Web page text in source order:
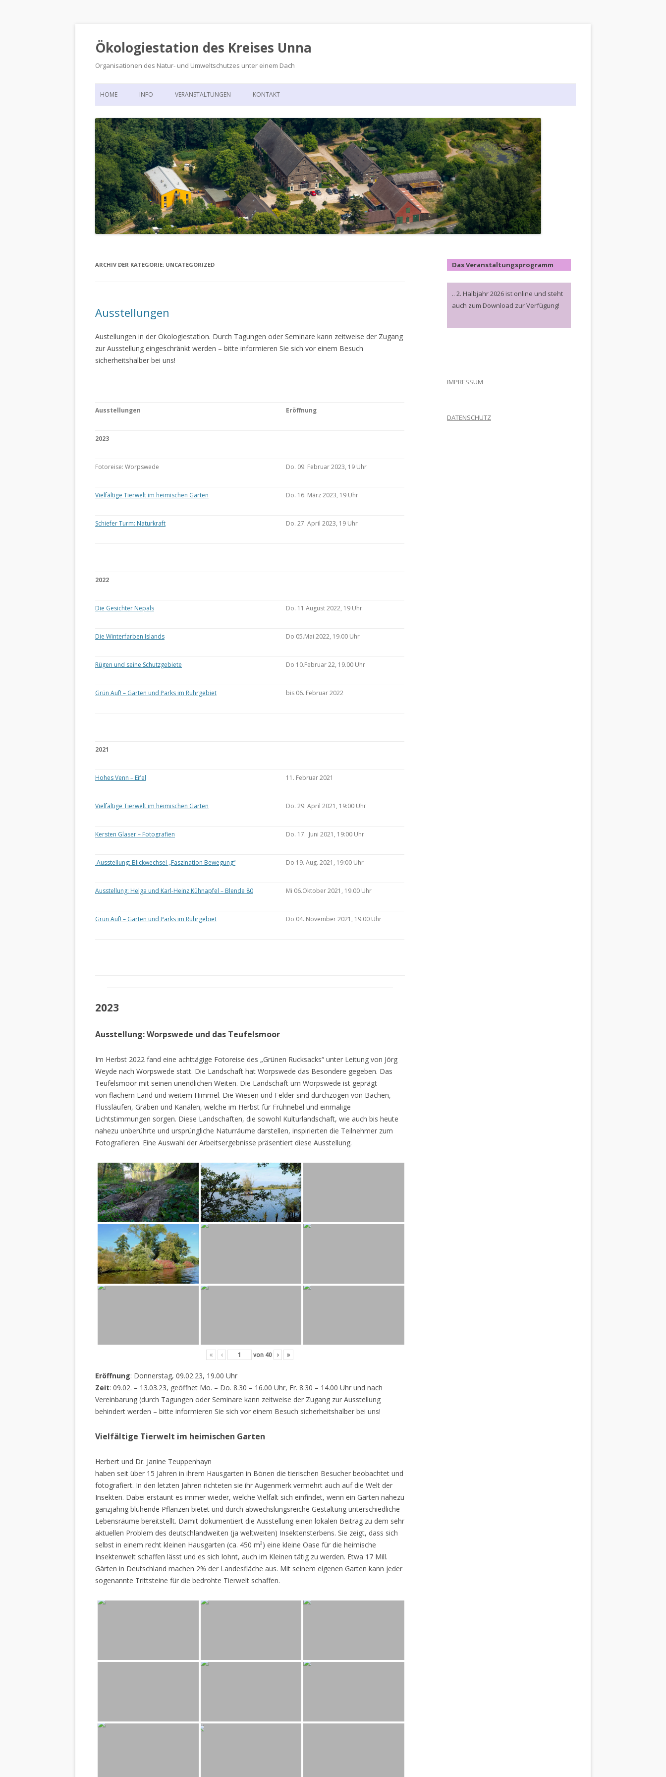
Ökologiestation des Kreises Unna
Organisationen des Natur- und Umweltschutzes unter einem Dach
Zum
HOME INFO
DIE ÖKOLOGIESTATION – FAST
900 JAHRE VORGESCHICHTE
VERANSTALTUNGEN KONTAKT
ARCHIV DER KATEGORIE: UNCATEGORIZED
Ausstellungen
Austellungen in der Ökologiestation. Durch Tagungen oder Seminare kann zeitweise der Zugang
zur Ausstellung eingeschränkt werden – bitte informieren Sie sich vor einem Besuch
sicherheitshalber bei uns!
Ausstellungen Eröffnung
2023
Fotoreise: Worpswede Do. 09. Februar 2023, 19 Uhr
Vielfältige Tierwelt im heimischen Garten Do. 16. März 2023, 19 Uhr
Schiefer Turm: Naturkraft Do. 27. April 2023, 19 Uhr
2022
Die Gesichter Nepals Do. 11.August 2022, 19 Uhr
Die Winterfarben Islands Do 05.Mai 2022, 19.00 Uhr
Rügen und seine Schutzgebiete Do 10.Februar 22, 19.00 Uhr
Grün Auf! – Gärten und Parks im Ruhrgebiet bis 06. Februar 2022
2021
Hohes Venn – Eifel 11. Februar 2021
Vielfältige Tierwelt im heimischen Garten Do. 29. April 2021, 19:00 Uhr
Kersten Glaser – Fotografien Do. 17. Juni 2021, 19:00 Uhr
Ausstellung: Blickwechsel „Faszination Bewegung“ Do 19. Aug. 2021, 19:00 Uhr
Ausstellung: Helga und Karl-Heinz Kühnapfel – Blende 80 Mi 06.Oktober 2021, 19.00 Uhr
Grün Auf! – Gärten und Parks im Ruhrgebiet Do 04. November 2021, 19:00 Uhr
2023
Ausstellung: Worpswede und das Teufelsmoor
Im Herbst 2022 fand eine achttägige Fotoreise des „Grünen Rucksacks“ unter Leitung von Jörg
Weyde nach Worpswede statt. Die Landschaft hat Worpswede das Besondere gegeben. Das
Teufelsmoor mit seinen unendlichen Weiten. Die Landschaft um Worpswede ist geprägt
von flachem Land und weitem Himmel. Die Wiesen und Felder sind durchzogen von Bächen,
Flussläufen, Gräben und Kanälen, welche im Herbst für Frühnebel und einmalige
Lichtstimmungen sorgen. Diese Landschaften, die sowohl Kulturlandschaft, wie auch bis heute
nahezu unberührte und ursprüngliche Naturräume darstellen, inspirierten die Teilnehmer zum
Fotografieren. Eine Auswahl der Arbeitsergebnisse präsentiert diese Ausstellung.
« ‹ von 40 › »
Eröffnung: Donnerstag, 09.02.23, 19.00 Uhr
Zeit: 09.02. – 13.03.23, geöffnet Mo. – Do. 8.30 – 16.00 Uhr, Fr. 8.30 – 14.00 Uhr und nach
Vereinbarung (durch Tagungen oder Seminare kann zeitweise der Zugang zur Ausstellung
behindert werden – bitte informieren Sie sich vor einem Besuch sicherheitshalber bei uns!
Vielfältige Tierwelt im heimischen Garten
Herbert und Dr. Janine Teuppenhayn
haben seit über 15 Jahren in ihrem Hausgarten in Bönen die tierischen Besucher beobachtet und
fotografiert. In den letzten Jahren richteten sie ihr Augenmerk vermehrt auch auf die Welt der
Insekten. Dabei erstaunt es immer wieder, welche Vielfalt sich einfindet, wenn ein Garten nahezu
ganzjährig blühende Pflanzen bietet und durch abwechslungsreiche Gestaltung unterschiedliche
Lebensräume bereitstellt. Damit dokumentiert die Ausstellung einen lokalen Beitrag zu dem sehr
aktuellen Problem des deutschlandweiten (ja weltweiten) Insektensterbens. Sie zeigt, dass sich
selbst in einem recht kleinen Hausgarten (ca. 450 m²) eine kleine Oase für die heimische
Insektenwelt schaffen lässt und es sich lohnt, auch im Kleinen tätig zu werden. Etwa 17 Mill.
Gärten in Deutschland machen 2% der Landesfläche aus. Mit seinem eigenen Garten kann jeder
sogenannte Trittsteine für die bedrohte Tierwelt schaffen.
Das Veranstaltungsprogramm
.. 2. Halbjahr 2026 ist online und steht
auch zum Download zur Verfügung!
IMPRESSUM
DATENSCHUTZ